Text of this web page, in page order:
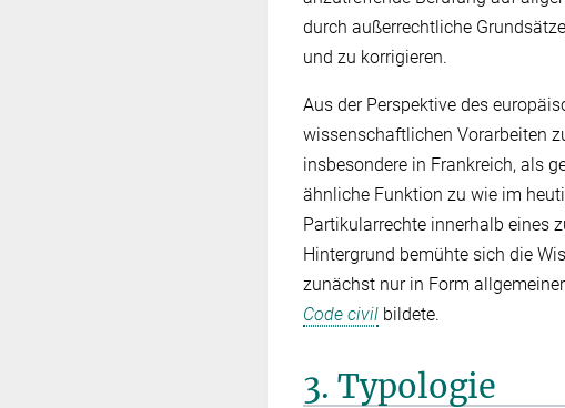
durch außerrechtliche
und zu korrigieren.
Aus der Perspektive des
wissenschaftlichen Vorarbeiten
insbesondere in Frankreich, als
ähnliche Funktion zu wie im
Partikularrechte innerhalb eines
Hintergrund bemühte sich die
zunächst nur in Form
Code civil bildete.
3. Typologie